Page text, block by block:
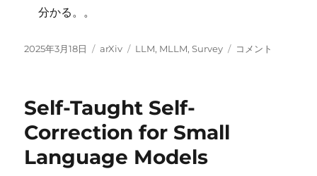
分かる。。
投
2025年3月18日
カ
ー
arXiv
タ
LLM, MLLM,Survey
Personalized
コメント
Self-Taught Self-
Correction for Small
Language Models